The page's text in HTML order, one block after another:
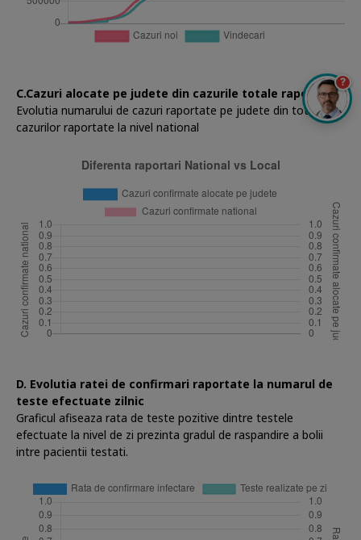
C.Cazuri alocate pe judete din cazurile totale raportate
Evolutia numarului de cazuri raportate pe judete din totalul
cazurilor raportate la nivel national
D. Evolutia ratei de confirmari raportate la numarul de
teste efectuate zilnic
Graficul afiseaza rata de teste pozitive dintre testele
efectuate la nivel de zi prezinta gradul de raspandire a bolii
intre pacientii testati.
?